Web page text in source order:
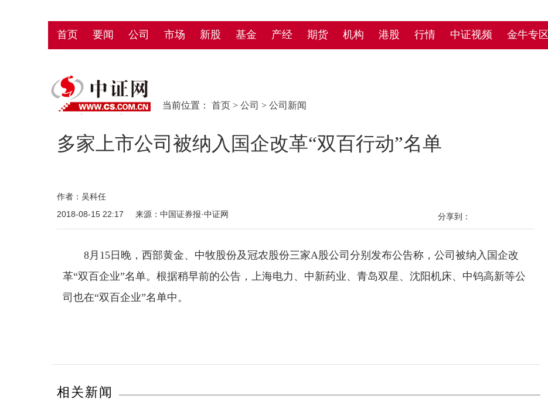
首页 要闻 公司 市场 新股 基金 产经 期货 机构 港股 行情 中证视频 金牛专区
当前位置： 首页 > 公司 > 公司新闻
多家上市公司被纳入国企改革“双百行动”名单
作者：吴科任
2018-08-15 22:17
来源：中国证券报·中证网 分享到：
8月15日晚，西部黄金、中牧股份及冠农股份三家A股公司分别发布公告称，公司被纳入国企改
革“双百企业”名单。根据稍早前的公告，上海电力、中新药业、青岛双星、沈阳机床、中钨高新等公
司也在“双百企业”名单中。
相关新闻